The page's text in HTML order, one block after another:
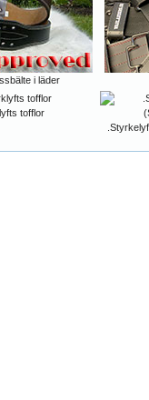
i läder
tofflor